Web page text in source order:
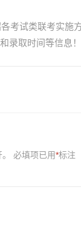
考试类联考实施
录取时间等信息！
必填项已用*标注